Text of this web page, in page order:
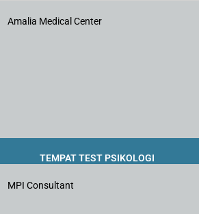
Amalia Medical Center
TEMPAT TEST PSIKOLOGI
MPI Consultant